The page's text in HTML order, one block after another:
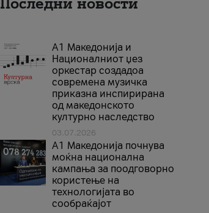
А1 Македонија и
Националниот џез
оркестар создадоа
современа музичка
приказна инспирирана
од македонското
културно наследство
03.07.2026
A1 Македонија почнува
моќна национална
кампања за поодговорно
користење на
технологијата во
сообраќајот